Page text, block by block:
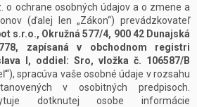
o ochrane osobných údajov a o zmene a
(ďalej len „Zákon“) prevádzkovateľ
s.r.o., Okružná 577/4, 900 42 Dunajská
zapísaná v obchodnom registri
I, oddiel: Sro, vložka č. 106587/B
spracúva vaše osobné údaje v rozsahu
v osobitných predpisoch.
dotknutej osobe informácie